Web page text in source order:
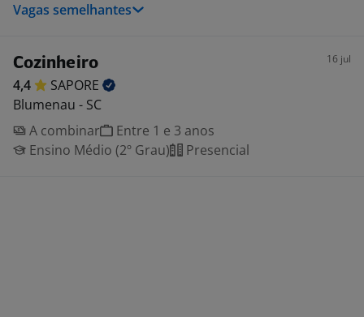
Vagas semelhantes
Cozinheiro 16 jul
4,4
SAPORE
Blumenau - SC
A combinar
Entre 1 e 3 anos
Ensino Médio (2º Grau)
Presencial